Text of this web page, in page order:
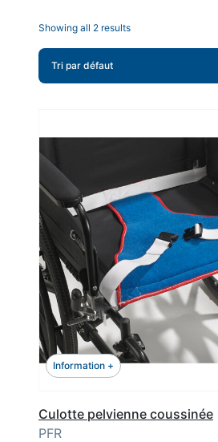
Showing all 2 results
Information +
Culotte pelvienne coussinée
PFR